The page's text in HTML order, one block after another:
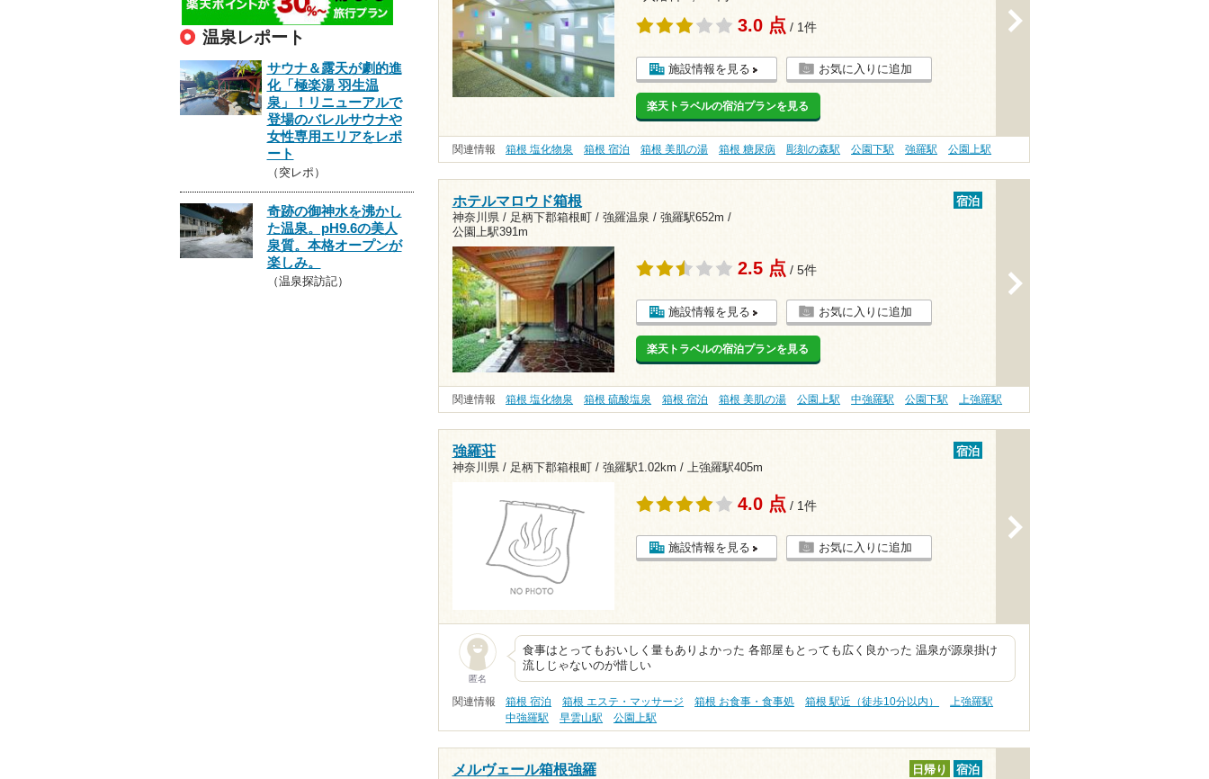
3.0 点 / 1件
施設情報を見る お気に入りに追加
楽天トラベルの宿泊プランを見る
関連情報 箱根 塩化物泉 箱根 宿泊 箱根 美肌の湯 箱根 糖尿病 彫刻の森駅 公園下駅 強羅駅 公園上駅
ホテルマロウド箱根
神奈川県 / 足柄下郡箱根町 / 強羅温泉 / 強羅駅652m /
公園上駅391m
宿泊
2.5 点 / 5件
施設情報を見る お気に入りに追加
楽天トラベルの宿泊プランを見る
関連情報 箱根 塩化物泉 箱根 硫酸塩泉 箱根 宿泊 箱根 美肌の湯 公園上駅 中強羅駅 公園下駅 上強羅駅
強羅荘
神奈川県 / 足柄下郡箱根町 / 強羅駅1.02km / 上強羅駅405m
宿泊
4.0 点 / 1件
施設情報を見る お気に入りに追加
匿名
食事はとってもおいしく量もありよかった 各部屋もとっても広く良かった 温泉が源泉掛け
流しじゃないのが惜しい
関連情報 箱根 宿泊 箱根 エステ・マッサージ 箱根 お食事・食事処 箱根 駅近（徒歩10分以内）
上強羅駅
中強羅駅
早雲山駅 公園上駅
メルヴェール箱根強羅 日帰り 宿泊
温泉レポート
サウナ＆露天が劇的進
化「極楽湯 羽生温
泉」！リニューアルで
登場のバレルサウナや
女性専用エリアをレポ
ート
（突レポ）
奇跡の御神水を沸かし
た温泉。pH9.6の美人
泉質。本格オープンが
楽しみ。
（温泉探訪記）